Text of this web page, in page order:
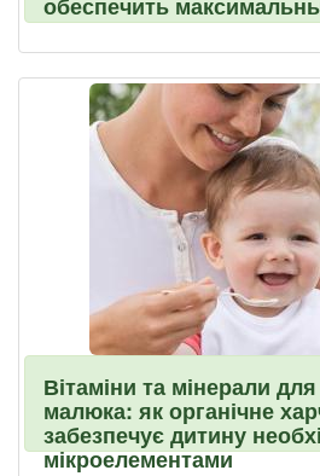
Вітаміни та мінерали
малюка: як органічне
забезпечує дитину
мікроелементами